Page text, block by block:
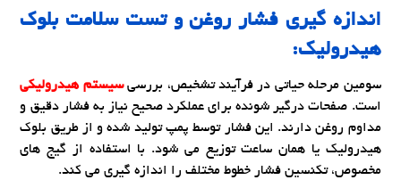
اندازه گیری فشار روغن و تست سلامت بلوک
هیدرولیک:
سومین مرحله حیاتی در فرآیند تشخیص، بررسیسیستم هیدرولیکی
است. صفحات درگیر شونده برای عملکرد صحیح نیاز به فشار دقیق و
مداوم روغن دارند. این فشار توسط پمپ تولید شده و از طریق بلوک
هیدرولیک یا همان ساعت توزیع می شود. با استفاده از گیج های
مخصوص، تکنسین فشار خطوط مختلف را اندازه گیری می کند.